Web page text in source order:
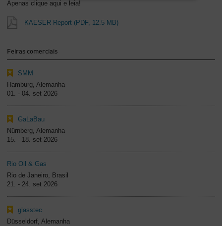
Apenas clique aqui e leia!
KAESER Report (PDF, 12.5 MB)
Feiras comerciais
SMM
Hamburg, Alemanha
01. - 04. set 2026
GaLaBau
Nürnberg, Alemanha
15. - 18. set 2026
Rio Oil & Gas
Rio de Janeiro, Brasil
21. - 24. set 2026
glasstec
Düsseldorf, Alemanha